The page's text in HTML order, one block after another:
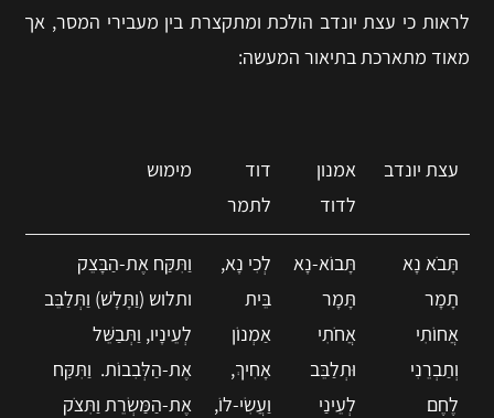
לראות כי עצת יונדב הולכת ומתקצרת בין מעבירי המסר, אך
מאוד מתארכת בתיאור המעשה:
עצת יונדב
אמנון
לדוד
דוד
לתמר
מימוש
תָּבֹא נָא
תָמָר
אֲחוֹתִי
וְתַבְרֵנִי
לֶחֶם
תָּבוֹא-נָא
תָּמָר
אֲחֹתִי
וּתְלַבֵּב
לְעֵינַי
לְכִי נָא,
בֵּית
אַמְנוֹן
אָחִיךְ,
וַעֲשִׂי-לוֹ,
וַתִּקַּח אֶת-הַבָּצֵק
ותלוש (וַתָּלָשׁ) וַתְּלַבֵּב
לְעֵינָיו, וַתְּבַשֵּׁל
אֶת-הַלְּבִבוֹת. וַתִּקַּח
אֶת-הַמַּשְׂרֵת וַתִּצֹק